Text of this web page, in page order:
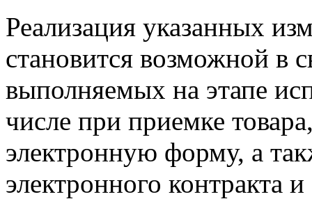
Реализация указанных
становится возможной в
выполняемых на этапе
числе при приемке
электронную форму, а
электронного контракта